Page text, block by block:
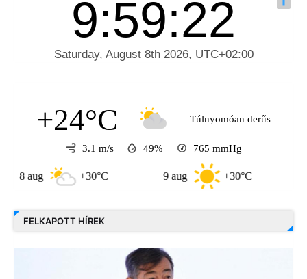
+24°C Túlnyomóan derűs
3.1 m/s 49% 765 mmHg
+30°C +30°C
FELKAPOTT HÍREK